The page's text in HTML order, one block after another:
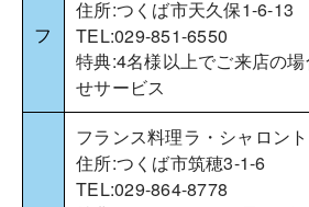
フ
住所:つくば市天久保1-6-13
TEL:029-851-6550
特典:4名様以上でご来店の
せサービス
フランス料理ラ・シャロント
住所:つくば市筑穂3-1-6
TEL:029-864-8778